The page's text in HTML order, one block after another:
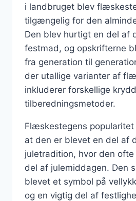
i landbruget blev
tilgængelig for den
Den blev hurtigt en del af
festmad, og opskrifterne
fra generation til
der utallige varianter af
inkluderer forskellige
tilberedningsmetoder.
Flæskestegens
at den er blevet en del af
juletradition, hvor den ofte
del af julemiddagen. Den
blevet et symbol på
og en vigtig del af